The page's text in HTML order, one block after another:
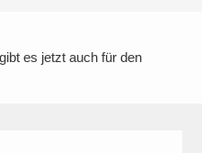
es jetzt auch für den